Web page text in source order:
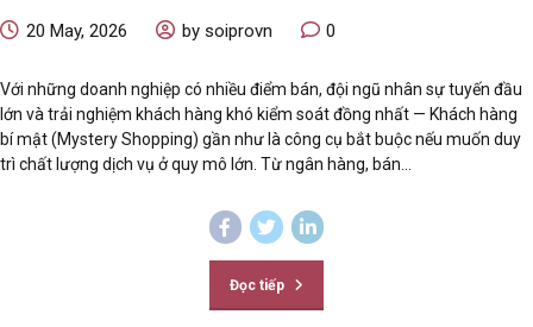
20 May, 2026 by soiprovn 0
Với những doanh nghiệp có nhiều điểm bán, đội ngũ nhân sự tuyến đầu
lớn và trải nghiệm khách hàng khó kiểm soát đồng nhất — Khách hàng
bí mật (Mystery Shopping) gần như là công cụ bắt buộc nếu muốn duy
trì chất lượng dịch vụ ở quy mô lớn. Từ ngân hàng, bán...
Đọc tiếp